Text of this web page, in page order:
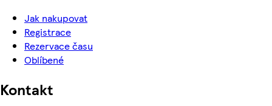
Jak nakupovat
Registrace
Rezervace času
Oblíbené
Kontakt